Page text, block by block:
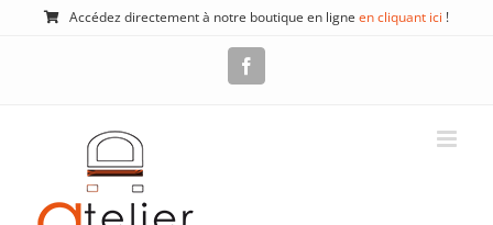
Passer
Accédez directement à notre boutique en ligne en cliquant ici !